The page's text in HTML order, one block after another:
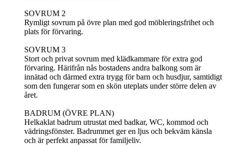
SOVRUM 2
Rymligt sovrum på övre plan med god möbleringsfrihet och
plats för förvaring.
SOVRUM 3
Stort och privat sovrum med klädkammare för extra god
förvaring. Härifrån nås bostadens andra balkong som är
innätad och därmed extra trygg för barn och husdjur, samtidigt
som den fungerar som en skön uteplats under större delen av
året.
BADRUM (ÖVRE PLAN)
Helkaklat badrum utrustat med badkar, WC, kommod och
vädringsfönster. Badrummet ger en ljus och bekväm känsla
och är perfekt anpassat för familjeliv.